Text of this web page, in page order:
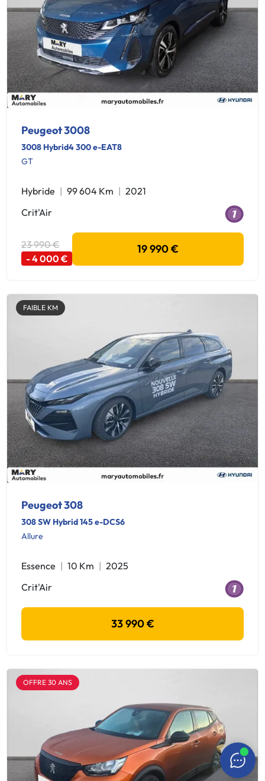
Peugeot 3008
3008 Hybrid4 300 e-EAT8
GT
Hybride 99 604 Km
2021
Crit'Air
23 990 €
- 4 000 €
19 990 €
FAIBLE KM
Peugeot 308
308 SW Hybrid 145 e-DCS6
Allure
Essence 10 Km
2025
Crit'Air
33 990 €
OFFRE 30 ANS